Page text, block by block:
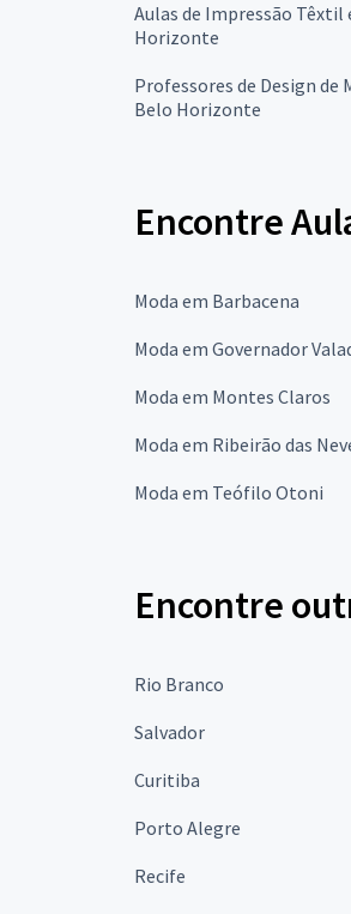
Aulas de Impressão Têxtil
Horizonte
Professores de Design de
Belo Horizonte
Encontre
Moda em Barbacena
Moda em Governador
Moda em Montes Claros
Moda em Ribeirão das
Moda em Teófilo Otoni
Encontre
Rio Branco
Salvador
Curitiba
Porto Alegre
Recife